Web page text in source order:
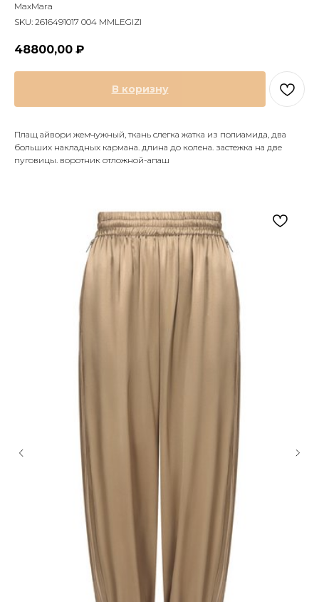
MaxMara
SKU: 2616491017 004 MMLEGIZI
48800,00 ₽
В коризну
Плащ айвори жемчужный, ткань слегка жатка из полиамида, два
больших накладных кармана. длина до колена. застежка на две
пуговицы. воротник отложной-апаш